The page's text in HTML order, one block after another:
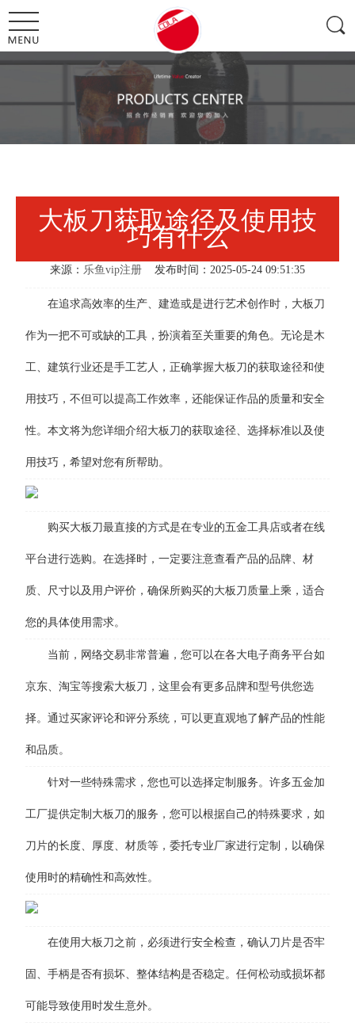
大板刀获取途径及使用技
巧有什么
来源： 乐鱼vip注册 发布时间：2025-05-24 09:51:35
在追求高效率的生产、建造或是进行艺术创作时，大板刀
作为一把不可或缺的工具，扮演着至关重要的角色。无论是木
工、建筑行业还是手工艺人，正确掌握大板刀的获取途径和使
用技巧，不但可以提高工作效率，还能保证作品的质量和安全
性。本文将为您详细介绍大板刀的获取途径、选择标准以及使
用技巧，希望对您有所帮助。
购买大板刀最直接的方式是在专业的五金工具店或者在线
平台进行选购。在选择时，一定要注意查看产品的品牌、材
质、尺寸以及用户评价，确保所购买的大板刀质量上乘，适合
您的具体使用需求。
当前，网络交易非常普遍，您可以在各大电子商务平台如
京东、淘宝等搜索大板刀，这里会有更多品牌和型号供您选
择。通过买家评论和评分系统，可以更直观地了解产品的性能
和品质。
针对一些特殊需求，您也可以选择定制服务。许多五金加
工厂提供定制大板刀的服务，您可以根据自己的特殊要求，如
刀片的长度、厚度、材质等，委托专业厂家进行定制，以确保
使用时的精确性和高效性。
在使用大板刀之前，必须进行安全检查，确认刀片是否牢
固、手柄是否有损坏、整体结构是否稳定。任何松动或损坏都
可能导致使用时发生意外。